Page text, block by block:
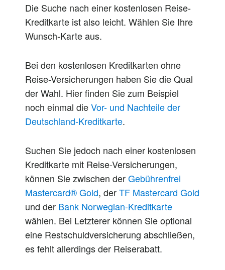
Die Suche nach einer kostenlosen Reise-
Kreditkarte ist also leicht. Wählen Sie Ihre
Wunsch-Karte aus.
Bei den kostenlosen Kreditkarten ohne
Reise-Versicherungen haben Sie die Qual
der Wahl. Hier finden Sie zum Beispiel
noch einmal dieVor- und Nachteile der
Deutschland-Kreditkarte.
Suchen Sie jedoch nach einer kostenlosen
Kreditkarte mit Reise-Versicherungen,
können Sie zwischen derGebührenfrei
Mastercard® Gold, derTF Mastercard Gold
und der Bank Norwegian-Kreditkarte
wählen. Bei Letzterer können Sie optional
eine Restschuldversicherung abschließen,
es fehlt allerdings der Reiserabatt.